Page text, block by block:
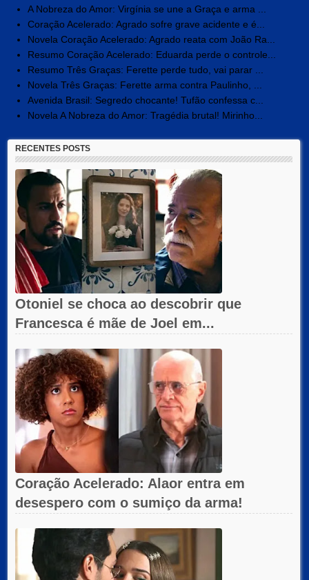
A Nobreza do Amor: Virgínia se une a Graça e arma ...
Coração Acelerado: Agrado sofre grave acidente e é...
Novela Coração Acelerado: Agrado reata com João Ra...
Resumo Coração Acelerado: Eduarda perde o controle...
Resumo Três Graças: Ferette perde tudo, vai parar ...
Novela Três Graças: Ferette arma contra Paulinho, ...
Avenida Brasil: Segredo chocante! Tufão confessa c...
Novela A Nobreza do Amor: Tragédia brutal! Mirinho...
RECENTES POSTS
Otoniel se choca ao descobrir que
Francesca é mãe de Joel em...
Coração Acelerado: Alaor entra em
desespero com o sumiço da arma!